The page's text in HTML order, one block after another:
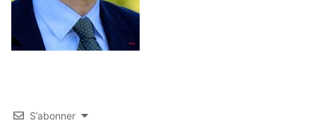
S’abonner